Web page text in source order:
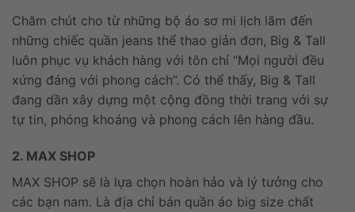
Chăm chút cho từ những bộ áo sơ mi lịch lãm đến
những chiếc quần jeans thể thao giản đơn, Big & Tall
luôn phục vụ khách hàng với tôn chỉ “Mọi người đều
xứng đáng với phong cách”. Có thể thấy, Big & Tall
đang dần xây dựng một cộng đồng thời trang với sự
tự tin, phóng khoáng và phong cách lên hàng đầu.
2. MAX SHOP
MAX SHOP sẽ là lựa chọn hoàn hảo và lý tưởng cho
các bạn nam. Là địa chỉ bán quần áo big size chất